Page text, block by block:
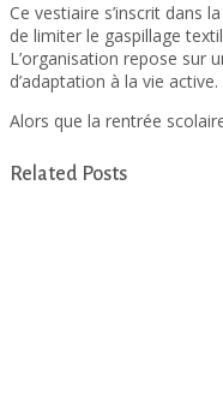
Ce vestiaire s’inscrit dans
de limiter le gaspillage
L’organisation repose sur
d’adaptation à la vie active.
Alors que la rentrée
Related Posts